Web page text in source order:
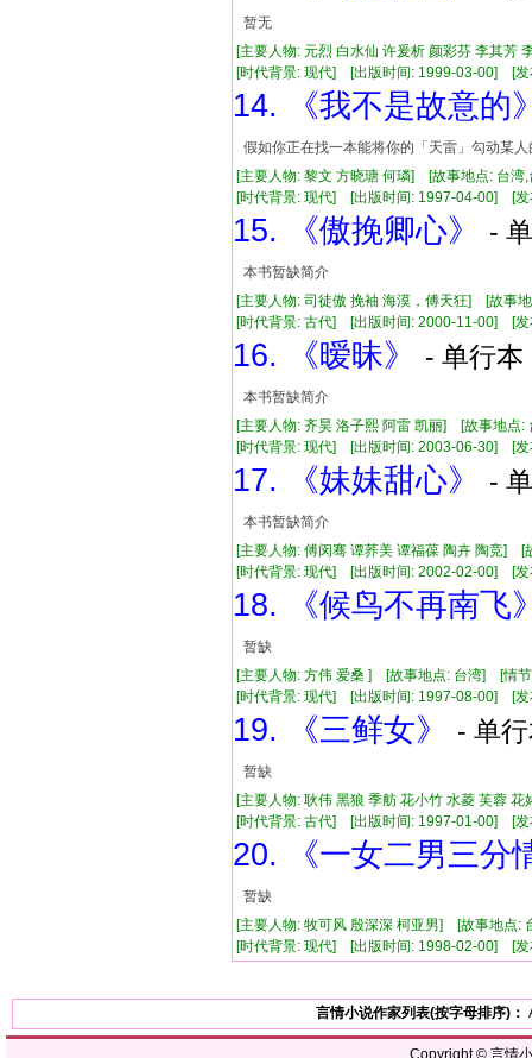
暂无
[主要人物: 元烈 白水仙 许爰析 颜彩芬 李其
[时代背景: 现代] [出版时间: 1999-03-00] [
14. 《我不是故意的
假如你正在找一本能将你的「天雷」勾动某
[主要人物: 黎文 方晓瑭 何璘] [故事地点: 台
[时代背景: 现代] [出版时间: 1997-04-00] [
15. 《傲挽卿心》 -
本书暂缺简介
[主要人物: 司徒傲 挽袖 海漠，傅天狂] [故事
[时代背景: 古代] [出版时间: 2000-11-00] [
16. 《暧昧》 - 单行
本书暂缺简介
[主要人物: 齐昊 洛子熙 阿雷 凯丽] [故事地点
[时代背景: 现代] [出版时间: 2003-06-30] [
17. 《妹妹甜心》 -
本书暂缺简介
[主要人物: 傅闵骞 谭荞美 谭福葆 陶卉 陶竞]
[时代背景: 现代] [出版时间: 2002-02-00] [
18. 《候鸟不再南飞
暂缺
[主要人物: 方伟 爱桑 ] [故事地点: 台湾] [情
[时代背景: 现代] [出版时间: 1997-08-00] [
19. 《三鲜女》 - 单
暂缺
[主要人物: 耿伟 黑狼 季舫 花小竹 水菱 芙蓉
[时代背景: 古代] [出版时间: 1997-01-00] [
20. 《一女二男三分
暂缺
[主要人物: 牧可风 殷深深 柯亚男] [故事地点
[时代背景: 现代] [出版时间: 1998-02-00] [
言情小说作家列表(按字母排序)：
Copyright © 言情